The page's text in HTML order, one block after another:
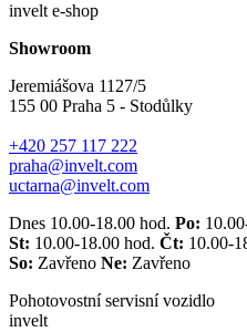
invelt e-shop
Showroom
Jeremiášova 1127/5
155 00 Praha 5 - Stodůlky
+420 257 117 222
praha@invelt.com
uctarna@invelt.com
Dnes 10.00-18.00 hod. Po:
St: 10.00-18.00 hod. Čt: 10.00-
So: Zavřeno Ne: Zavřeno
Pohotovostní servisní vozidlo
invelt